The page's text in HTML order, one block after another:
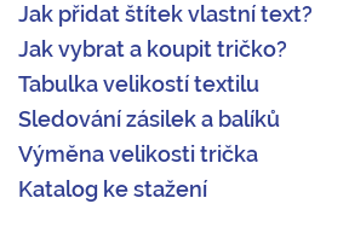
Jak přidat štítek vlastní text?
Jak vybrat a koupit tričko?
Tabulka velikostí textilu
Sledování zásilek a balíků
Výměna velikosti trička
Katalog ke stažení